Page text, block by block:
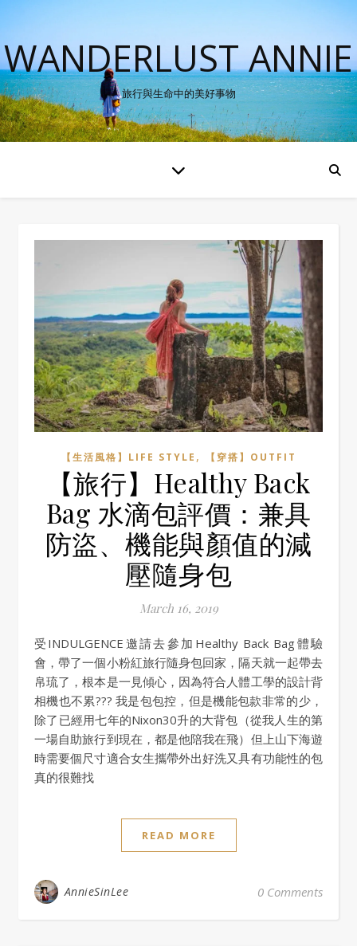
WANDERLUST ANNIE
旅行與生命中的美好事物
【生活風格】LIFE STYLE , 【穿搭】OUTFIT
【旅行】Healthy Back
Bag 水滴包評價：兼具
防盜、機能與顏值的減
壓隨身包
March 16, 2019
受INDULGENCE邀請去參加Healthy Back Bag體驗
會，帶了一個小粉紅旅行隨身包回家，隔天就一起帶去
帛琉了，根本是一見傾心，因為符合人體工學的設計背
相機也不累??? 我是包包控，但是機能包款非常的少，
除了已經用七年的Nixon30升的大背包（從我人生的第
一場自助旅行到現在，都是他陪我在飛）但上山下海遊
時需要個尺寸適合女生攜帶外出好洗又具有功能性的包
真的很難找
READ MORE
AnnieSinLee 0 Comments